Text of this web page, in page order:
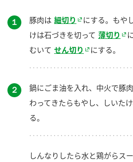
１ 豚肉は 細切り
にする。もや
けは石づきを切って 薄切り
むいて せん切り にする。
２
鍋にごま油を入れ、中火で豚
わってきたらもやし、しいた
る。
しんなりしたら水と鶏がらス